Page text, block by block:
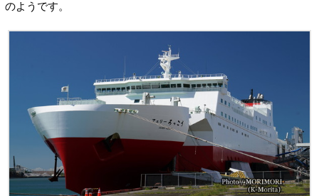
のようです。